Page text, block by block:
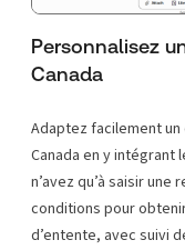
Personnalisez
Canada
Adaptez facilement
Canada en y
n’avez qu’à saisir
conditions pour
d’entente, avec suivi